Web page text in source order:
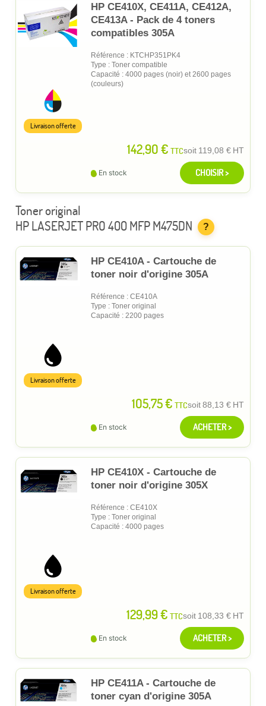
HP CE410X, CE411A, CE412A,
CE413A - Pack de 4 toners
compatibles 305A
Référence : KTCHP351PK4
Type : Toner compatible
Capacité : 4000 pages (noir) et 2600 pages
(couleurs)
142,90 € TTCsoit 119,08 € HT
Livraison offerte
En stock CHOISIR >
Toner original
HP LASERJET PRO 400 MFP M475DN
?
HP CE410A - Cartouche de
toner noir d'origine 305A
Référence : CE410A
Type : Toner original
Capacité : 2200 pages
105,75 € TTCsoit88,13 € HT
Livraison offerte
En stock ACHETER >
HP CE410X - Cartouche de
toner noir d'origine 305X
Référence : CE410X
Type : Toner original
Capacité : 4000 pages
129,99 € TTCsoit 108,33 € HT
Livraison offerte
En stock ACHETER >
HP CE411A - Cartouche de
toner cyan d'origine 305A